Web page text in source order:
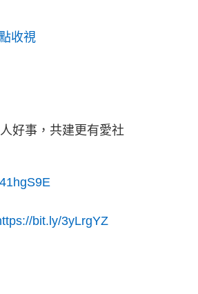
收視
好事，共建更有愛社
bit.ly/3yLrgYZ